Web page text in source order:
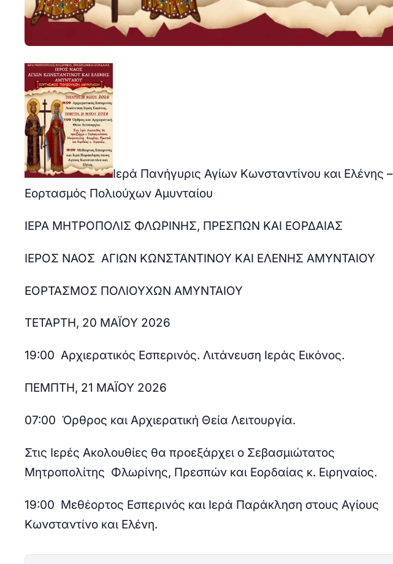
Ιερά Πανήγυρις Αγίων Κωνσταντίνου και Ελένης –
Εορτασμός Πολιούχων Αμυνταίου
ΙΕΡΑ ΜΗΤΡΟΠΟΛΙΣ ΦΛΩΡΙΝΗΣ, ΠΡΕΣΠΩΝ ΚΑΙ ΕΟΡΔΑΙΑΣ
ΙΕΡΟΣ ΝΑΟΣ ΑΓΙΩΝ ΚΩΝΣΤΑΝΤΙΝΟΥ ΚΑΙ ΕΛΕΝΗΣ ΑΜΥΝΤΑΙΟΥ
ΕΟΡΤΑΣΜΟΣ ΠΟΛΙΟΥΧΩΝ ΑΜΥΝΤΑΙΟΥ
ΤΕΤΑΡΤΗ, 20 ΜΑΪΟΥ 2026
19:00 Αρχιερατικός Εσπερινός. Λιτάνευση Ιεράς Εικόνος.
ΠΕΜΠΤΗ, 21 ΜΑΪΟΥ 2026
07:00 Όρθρος και Αρχιερατική Θεία Λειτουργία.
Στις Ιερές Ακολουθίες θα προεξάρχει ο Σεβασμιώτατος
Μητροπολίτης Φλωρίνης, Πρεσπών και Εορδαίας κ. Ειρηναίος.
19:00 Μεθέορτος Εσπερινός και Ιερά Παράκληση στους Αγίους
Κωνσταντίνο και Ελένη.